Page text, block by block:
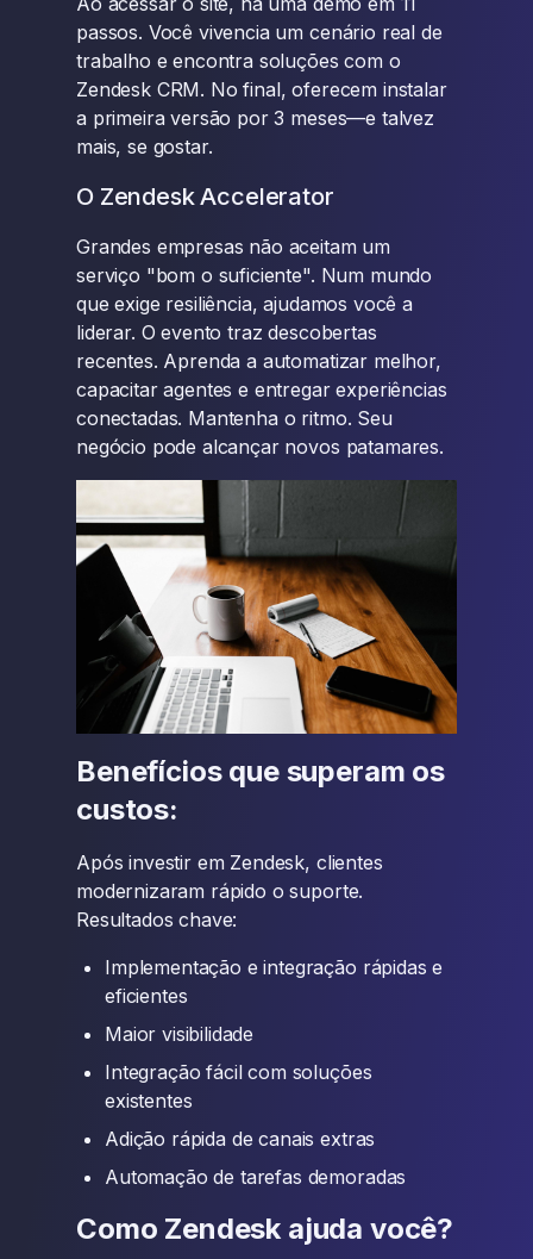
passos. Você vivencia um cenário real de
trabalho e encontra soluções com o
Zendesk CRM. No final, oferecem instalar
a primeira versão por 3 meses—e talvez
mais, se gostar.
O Zendesk Accelerator
Grandes empresas não aceitam um
serviço "bom o suficiente". Num mundo
que exige resiliência, ajudamos você a
liderar. O evento traz descobertas
recentes. Aprenda a automatizar melhor,
capacitar agentes e entregar experiências
conectadas. Mantenha o ritmo. Seu
negócio pode alcançar novos patamares.
Benefícios que superam os
custos:
Após investir em Zendesk, clientes
modernizaram rápido o suporte.
Resultados chave:
Implementação e integração rápidas e
eficientes
Maior visibilidade
Integração fácil com soluções
existentes
Adição rápida de canais extras
Automação de tarefas demoradas
Como Zendesk ajuda você?